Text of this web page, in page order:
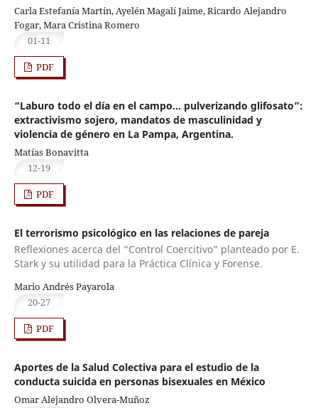
Carla Estefanía Martín, Ayelén Magalí Jaime, Ricardo Alejandro
Fogar, Mara Cristina Romero
01-11
PDF
“Laburo todo el día en el campo… pulverizando glifosato”:
extractivismo sojero, mandatos de masculinidad y
violencia de género en La Pampa, Argentina.
Matías Bonavitta
12-19
PDF
El terrorismo psicológico en las relaciones de pareja
Reflexiones acerca del “Control Coercitivo” planteado por E.
Stark y su utilidad para la Práctica Clínica y Forense.
Mario Andrés Payarola
20-27
PDF
Aportes de la Salud Colectiva para el estudio de la
conducta suicida en personas bisexuales en México
Omar Alejandro Olvera-Muñoz